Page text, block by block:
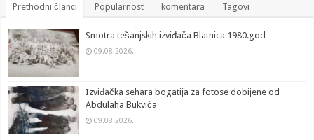
Prethodni članci Popularnost komentara Tagovi
Smotra tešanjskih izviđača Blatnica 1980.god
09.08.2026.
Izviđačka sehara bogatija za fotose dobijene od
Abdulaha Bukvića
09.08.2026.